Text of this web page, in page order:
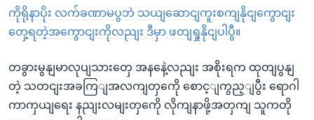
ကိုရိုနာပိုး လက်ခဏာမပွဘဲ သယျဆောငျကူးစကျနိုငျကွောငျး
တှေ့ရတဲ့အကွောငျးကိုလညျး ဒီမှာ ဖတျရှုနိုငျပါပွီ။
တခွားမွနျမာလုပျသားတှေ အနနေဲ့လညျး အစိုးရက ထုတျပွနျ
တဲ့ သတငျးအခကြျအလကျတှကေို စောင့ျကွည့ျပွီး ရောဂါ
ကာကှယျရေး နညျးလမျးတှကေို လိုကျနာဖို့အတှကျ သူကတို